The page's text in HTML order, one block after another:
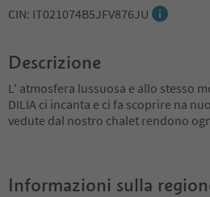
CIN: IT021074B5JFV876JU
Descrizione
L' atmosfera lussuosa e allo stesso
DILIA ci incanta e ci fa scoprire na
vedute dal nostro chalet rendono
Informazioni sulla